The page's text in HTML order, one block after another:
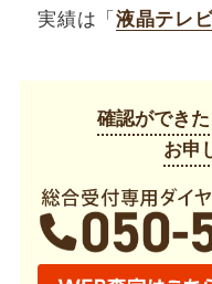
実績は「 液晶テレ
確認ができ
お申